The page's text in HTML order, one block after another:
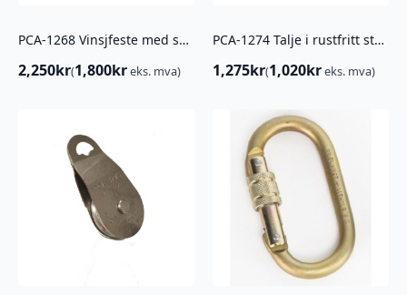
PCA-1268 Vinsjfeste med svingledd
2,250kr(1,800kreks. mva)
PCA-1274 Talje i rustfritt stål, Enkel
1,275kr(1,020kreks. mva)